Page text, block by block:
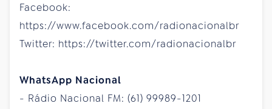
Facebook:
https://www.facebook.com/radionacionalbr
Twitter: https://twitter.com/radionacionalbr
WhatsApp Nacional
- Rádio Nacional FM: (61) 99989-1201